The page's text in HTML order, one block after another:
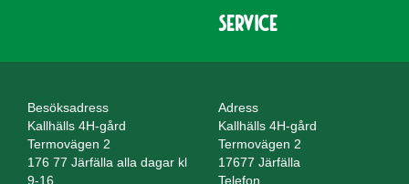
Service
Besöksadress
Kallhälls 4H-gård
Termovägen 2
176 77 Järfälla alla dagar kl
9-16
Adress
Kallhälls 4H-gård
Termovägen 2
17677 Järfälla
Telefon